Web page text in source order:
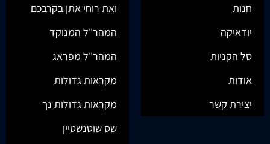
חנות
יודאיקה
סל הקניות
אודות
יצירת קשר
ואת רוחי אתן בקרבכם
המהר"ל המנוקד
המהר"ל מפראג
מקראות גדולות
מקראות גדולות נך
שס שוטנשטיין